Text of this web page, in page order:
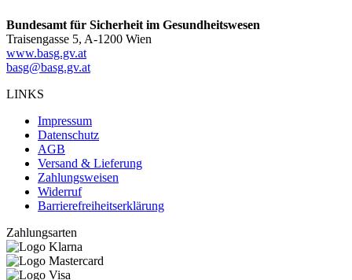
Bundesamt für Sicherheit im Gesundheitswesen
Traisengasse 5, A-1200 Wien
www.basg.gv.at
basg@basg.gv.at
LINKS
Impressum
Datenschutz
AGB
Versand & Lieferung
Zahlungsweisen
Widerruf
Barrierefreiheitserklärung
Zahlungsarten